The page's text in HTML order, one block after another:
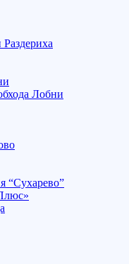
Лобни
“Сухарево”